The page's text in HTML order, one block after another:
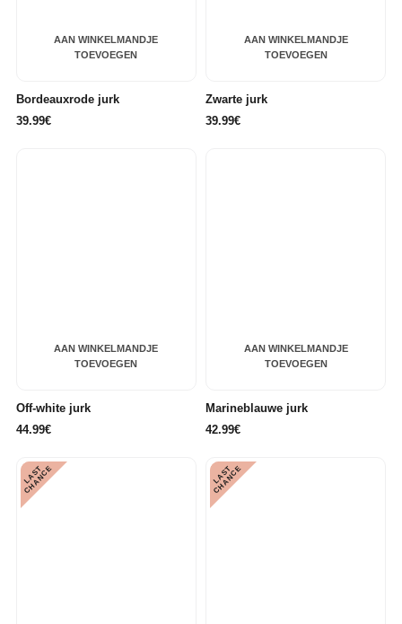
AAN WINKELMANDJE
TOEVOEGEN
Bordeauxrode jurk
39.99€
AAN WINKELMANDJE
TOEVOEGEN
Zwarte jurk
39.99€
AAN WINKELMANDJE
TOEVOEGEN
Off-white jurk
44.99€
AAN WINKELMANDJE
TOEVOEGEN
Marineblauwe jurk
42.99€
L
A
S
T
C
H
A
N
C
E L
A
S
T
C
H
A
N
C
E